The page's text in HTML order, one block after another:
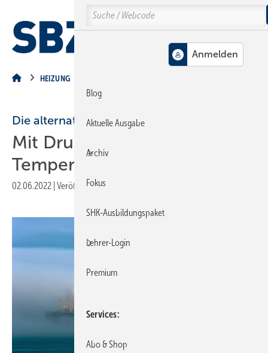
Hauptinhalt
Hauptmenü
SiteSearch
MENÜ
HEIZUNG
Die alternative Gasversorgung?
Mit Druck und tiefen
Temperaturen
02.06.2022 Veröffentlicht in
Search
Blog
Aktuelle Ausgabe
Archiv
Fokus
SHK-Ausbildungspaket
Lehrer-Login
Premium
Services
Abo & Shop